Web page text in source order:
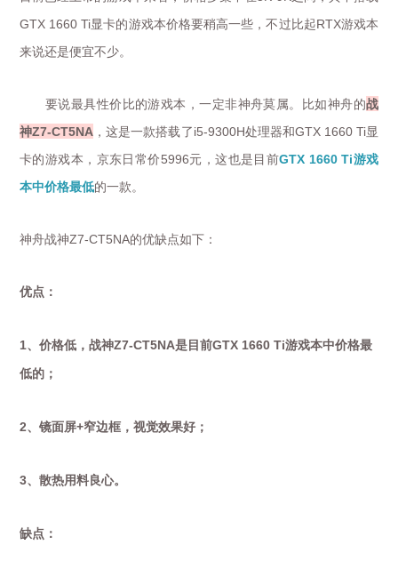
GTX 1660 Ti显卡的游戏本价格要稍高一些，不过比起RTX游戏本
来说还是便宜不少。
要说最具性价比的游戏本，一定非神舟莫属。比如神舟的战
神Z7-CT5NA ，这是一款搭载了i5-9300H处理器和GTX 1660 Ti显
卡的游戏本，京东日常价5996元，这也是目前GTX 1660 Ti游戏
本中价格最低的一款。
神舟战神Z7-CT5NA的优缺点如下：
优点：
1、价格低，战神Z7-CT5NA是目前GTX 1660 Ti游戏本中价格最
低的；
2、镜面屏+窄边框，视觉效果好；
3、散热用料良心。
缺点 ：